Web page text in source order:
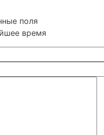
поля
время